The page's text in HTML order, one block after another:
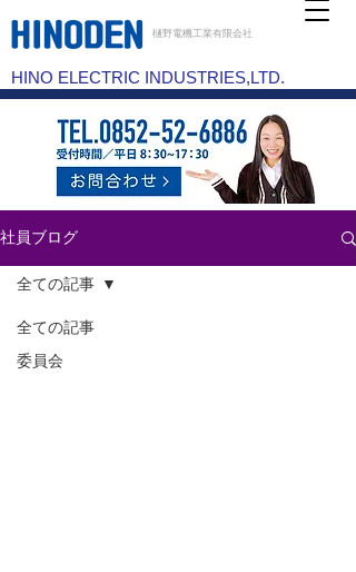
樋野電機工業有限会社
HINO ELECTRIC INDUSTRIES,LTD.
社員ブログ
全ての記事
委員会
全ての記事